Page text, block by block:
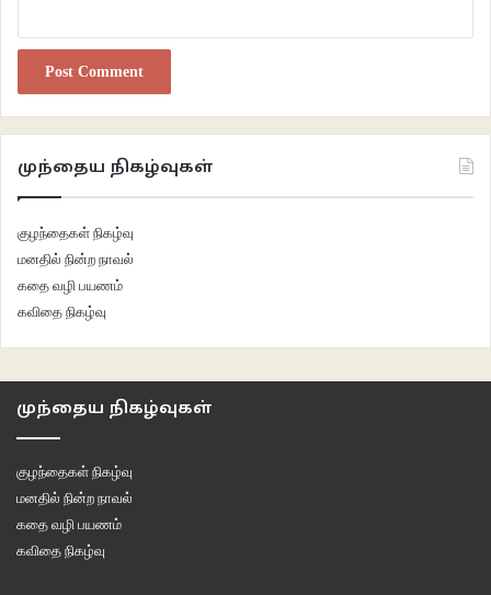
முந்தைய நிகழ்வுகள்
குழந்தைகள் நிகழ்வு
மனதில் நின்ற நாவல்
கதை வழி பயணம்
கவிதை நிகழ்வு
முந்தைய நிகழ்வுகள்
குழந்தைகள் நிகழ்வு
மனதில் நின்ற நாவல்
கதை வழி பயணம்
கவிதை நிகழ்வு